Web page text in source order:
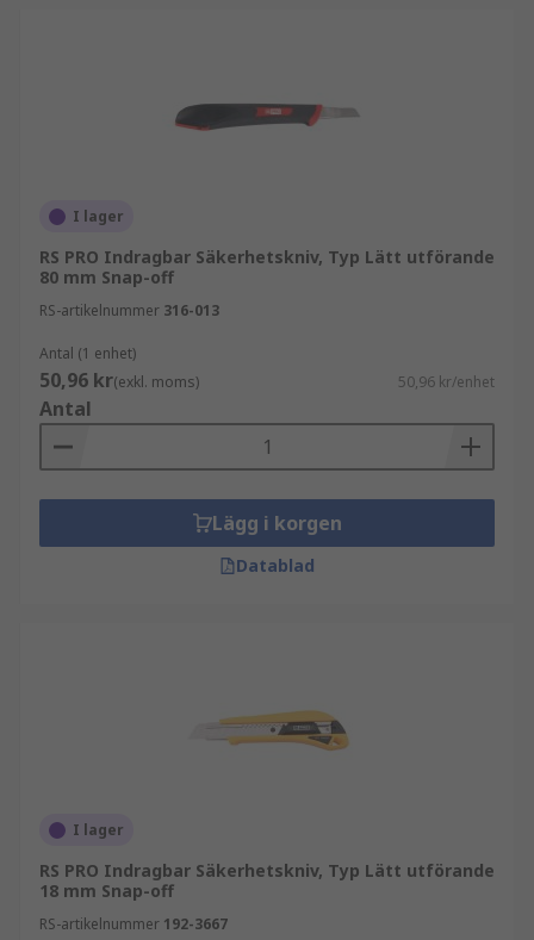
I lager
RS PRO Indragbar Säkerhetskniv, Typ Lätt utförande
80 mm Snap-off
RS-artikelnummer 316-013
Antal (1 enhet)
50,96 kr(exkl. moms) 50,96 kr/enhet
Antal
Lägg i korgen
Datablad
I lager
RS PRO Indragbar Säkerhetskniv, Typ Lätt utförande
18 mm Snap-off
RS-artikelnummer 192-3667